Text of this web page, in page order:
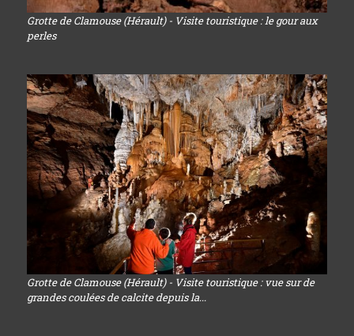
Grotte de Clamouse (Hérault) - Visite touristique : le gour aux
perles
Grotte de Clamouse (Hérault) - Visite touristique : vue sur de
grandes coulées de calcite depuis la...